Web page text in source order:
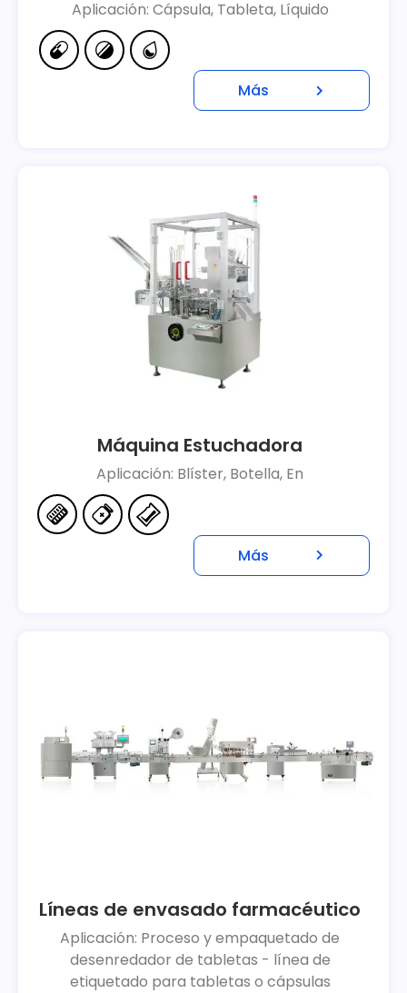
Aplicación: Cápsula, Tableta, Líquido
Más
Máquina Estuchadora
Aplicación: Blíster, Botella, En
Más
Líneas de envasado farmacéutico
Aplicación: Proceso y empaquetado de
desenredador de tabletas - línea de
etiquetado para tabletas o cápsulas